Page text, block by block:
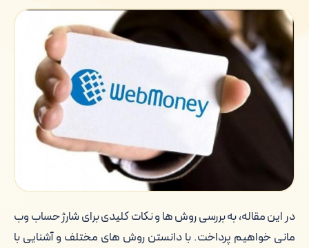
در این مقاله، به بررسی روش ها و نکات کلیدی برای شارژ حساب وب
مانی خواهیم پرداخت. با دانستن روش های مختلف و آشنایی با